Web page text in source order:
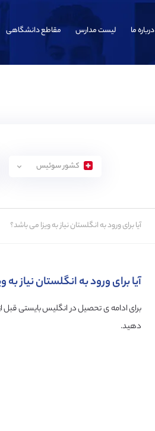
درباره ما لیست مدارس مقاطع دانشگاهی
کشور سوئیس
آیا برای ورود به انگلستان نیاز به ویزا می باشد؟
آیا برای ورود به انگلستان نیاز به
برای ادامه ی تحصیل در انگلیس بایستی قبل
دهید.